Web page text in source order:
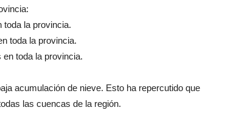
toda la provincia.
toda la provincia.
toda la provincia.
acumulación de nieve. Esto ha repercutido que
las cuencas de la región.